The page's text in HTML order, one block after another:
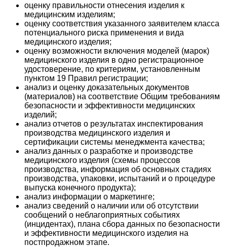
оценку правильности отнесения изделия к
медицинским изделиям;
оценку соответствия указанного заявителем класса
потенциального риска применения и вида
медицинского изделия;
оценку возможности включения моделей (марок)
медицинского изделия в одно регистрационное
удостоверение, по критериям, установленным
пунктом 19 Правил регистрации;
анализ и оценку доказательных документов
(материалов) на соответствие Общим требованиям
безопасности и эффективности медицинских
изделий;
анализ отчетов о результатах инспектирования
производства медицинского изделия и
сертификации системы менеджмента качества;
анализ данных о разработке и производстве
медицинского изделия (схемы процессов
производства, информация об основных стадиях
производства, упаковки, испытаний и о процедуре
выпуска конечного продукта);
анализ информации о маркетинге;
анализ сведений о наличии или об отсутствии
сообщений о неблагоприятных событиях
(инцидентах), плана сбора данных по безопасности
и эффективности медицинского изделия на
постпродажном этапе.